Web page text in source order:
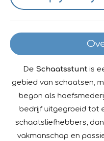
De Schaatsstunt is
gebied van schaatsen,
begon als
bedrijf uitgegroeid tot
schaatsliefhebbers,
vakmanschap en